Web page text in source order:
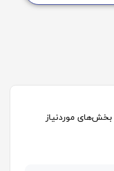
بخش‌های موردنیاز